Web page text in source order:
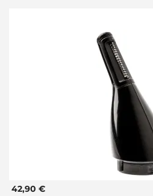
42,90 €